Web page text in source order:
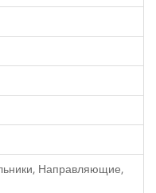
Направляющие,